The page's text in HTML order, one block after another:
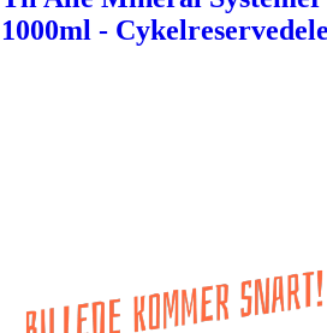
1000ml - Cykelreservedele